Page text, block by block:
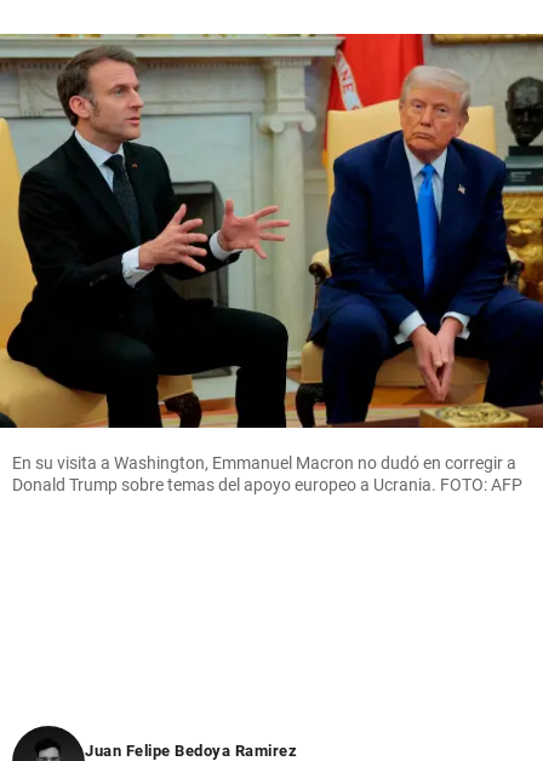
En su visita a Washington, Emmanuel Macron no dudó en corregir a
Donald Trump sobre temas del apoyo europeo a Ucrania. FOTO: AFP
Juan Felipe Bedoya Ramirez